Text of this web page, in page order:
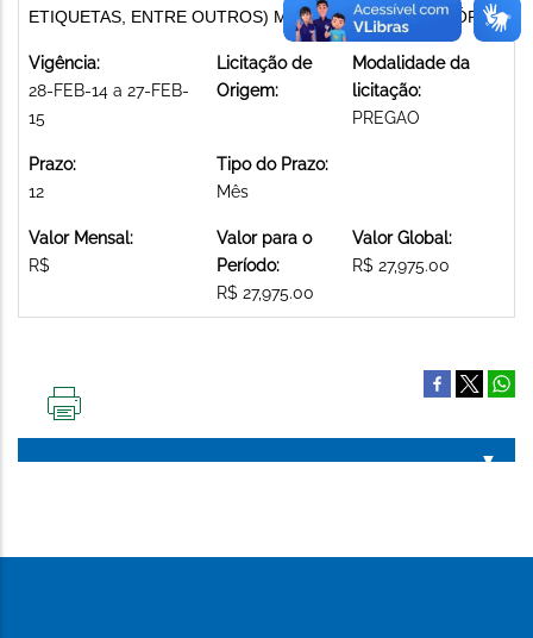
ETIQUETAS, ENTRE OUTROS) MATERIAIS DE ESCRITÓRIO
Vigência:
28-FEB-14 a 27-FEB-
15
Licitação de
Origem:
Modalidade da
licitação:
PREGAO
Prazo:
12
Tipo do Prazo:
Mês
Valor Mensal:
R$
Valor para o
Período:
R$ 27,975.00
Valor Global:
R$ 27,975.00
PÁGINA